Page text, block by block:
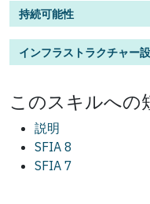
持続可能性
インフラストラクチャー
このスキルへの
説明
SFIA 8
SFIA 7